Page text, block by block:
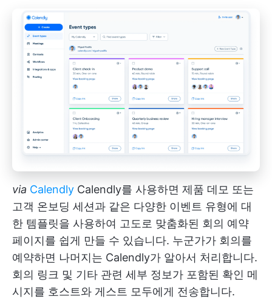
via Calendly Calendly를 사용하면 제품 데모 또는
고객 온보딩 세션과 같은 다양한 이벤트 유형에 대
한 템플릿을 사용하여 고도로 맞춤화된 회의 예약
페이지를 쉽게 만들 수 있습니다. 누군가가 회의를
예약하면 나머지는 Calendly가 알아서 처리합니다.
회의 링크 및 기타 관련 세부 정보가 포함된 확인 메
시지를 호스트와 게스트 모두에게 전송합니다.